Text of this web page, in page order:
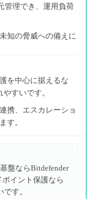
管理でき、運用負荷
知の脅威への備えに
を中心に据えるな
すいです。
携、エスカレーショ
す。
盤ならBitdefender
イント保護なら
す。